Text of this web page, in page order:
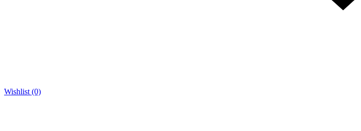
Wishlist (0)